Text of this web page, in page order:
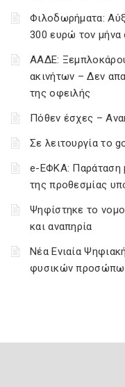
Φιλοδωρήματα:
300 ευρώ τον
ΑΑΔΕ:
ακινήτων – Δεν
της οφειλής
Πόθεν έσχες –
Σε λειτουργία το
e-ΕΦΚΑ: Παράταση
της προθεσμίας
Ψηφίστηκε το
και αναπηρία
Νέα Ενιαία
φυσικών